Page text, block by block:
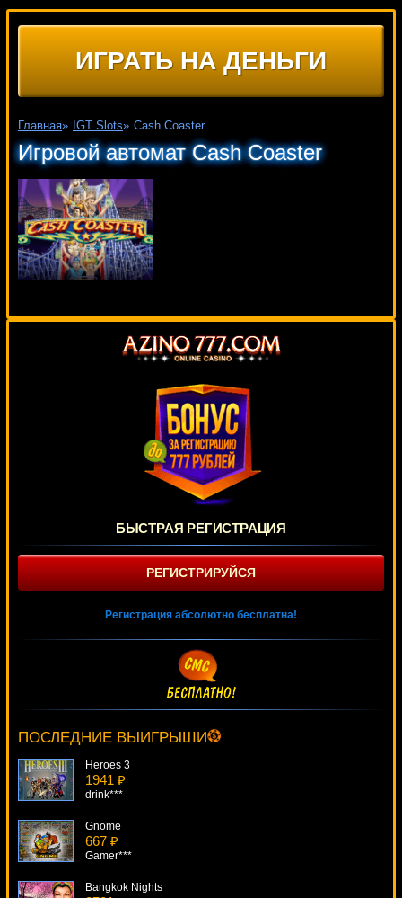
ИГРАТЬ НА ДЕНЬГИ
Главная» IGT Slots» Cash Coaster
Игровой автомат Cash Coaster
БЫСТРАЯ РЕГИСТРАЦИЯ
РЕГИСТРИРУЙСЯ
Регистрация абсолютно бесплатна!
ПОСЛЕДНИЕ ВЫИГРЫШИ
SmileLow***
Heroes 3
1941 ₽
drink***
Gnome
667 ₽
Gamer***
Bangkok Nights